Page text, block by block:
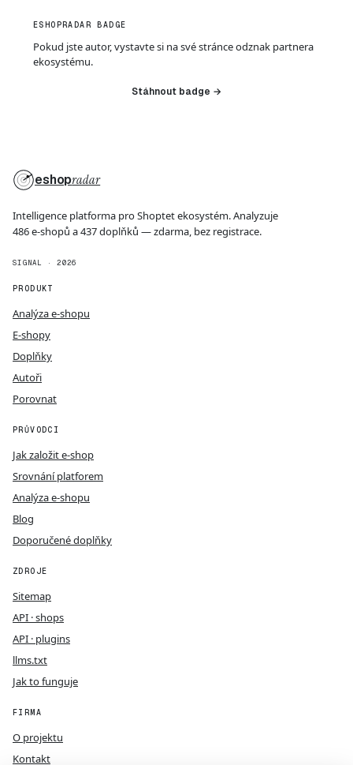
ESHOPRADAR BADGE
Pokud jste autor, vystavte si na své stránce odznak partnera
ekosystému.
Stáhnout badge →
eshopradar
Intelligence platforma pro Shoptet ekosystém. Analyzuje
486 e-shopů a 437 doplňků — zdarma, bez registrace.
SIGNAL · 2026
PRODUKT
Analýza e-shopu
E-shopy
Doplňky
Autoři
Porovnat
PRŮVODCI
Jak založit e-shop
Srovnání platforem
Analýza e-shopu
Blog
Doporučené doplňky
ZDROJE
Sitemap
API · shops
API · plugins
llms.txt
Jak to funguje
FIRMA
O projektu
Kontakt